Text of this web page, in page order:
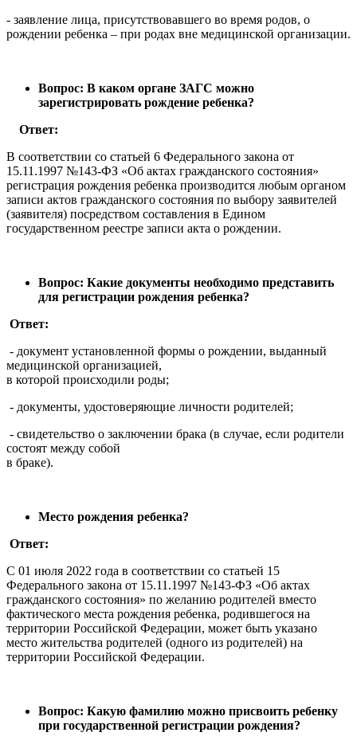
- заявление лица, присутствовавшего во время родов, о
рождении ребенка – при родах вне медицинской организации.
Вопрос: В каком органе ЗАГС можно
зарегистрировать рождение ребенка?
Ответ:
В соответствии со статьей 6 Федерального закона от
15.11.1997 №143-ФЗ «Об актах гражданского состояния»
регистрация рождения ребенка производится любым органом
записи актов гражданского состояния по выбору заявителей
(заявителя) посредством составления в Едином
государственном реестре записи акта о рождении.
Вопрос: Какие документы необходимо представить
для регистрации рождения ребенка?
Ответ:
- документ установленной формы о рождении, выданный
медицинской организацией,
в которой происходили роды;
- документы, удостоверяющие личности родителей;
- свидетельство о заключении брака (в случае, если родители
состоят между собой
в браке).
Место рождения ребенка?
Ответ:
С 01 июля 2022 года в соответствии со статьей 15
Федерального закона от 15.11.1997 №143-ФЗ «Об актах
гражданского состояния» по желанию родителей вместо
фактического места рождения ребенка, родившегося на
территории Российской Федерации, может быть указано
место жительства родителей (одного из родителей) на
территории Российской Федерации.
Вопрос: Какую фамилию можно присвоить ребенку
при государственной регистрации рождения?